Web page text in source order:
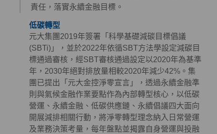
責任，落實永續金融目標。
低碳轉型
元大集團2019年簽署「科學基礎減碳目標倡議
(SBTi)」，並於2022年依循SBT方法學設定減碳目
標通過審核，經SBT審核通過設定以2020年為基準
年，2030年絕對排放量相較2020年減少42%。集
團已提出「元大金控淨零宣言」，透過永續金融準
則與氣候金融作業要點作為內部轉型核心，以低碳
營運、永續金融、低碳供應鏈、永續倡議四大面向
開展減排相關行動，將淨零轉型理念納入日常營運
及業務決策考量，每年盤點並揭露自身營運與投融